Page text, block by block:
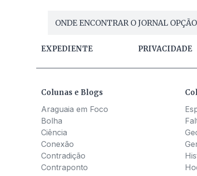
ONDE ENCONTRAR O JORNAL OPÇÃO
EXPEDIENTE PRIVACIDADE
Colunas e Blogs
Araguaia em Foco
Bolha
Ciência
Conexão
Contradição
Contraponto